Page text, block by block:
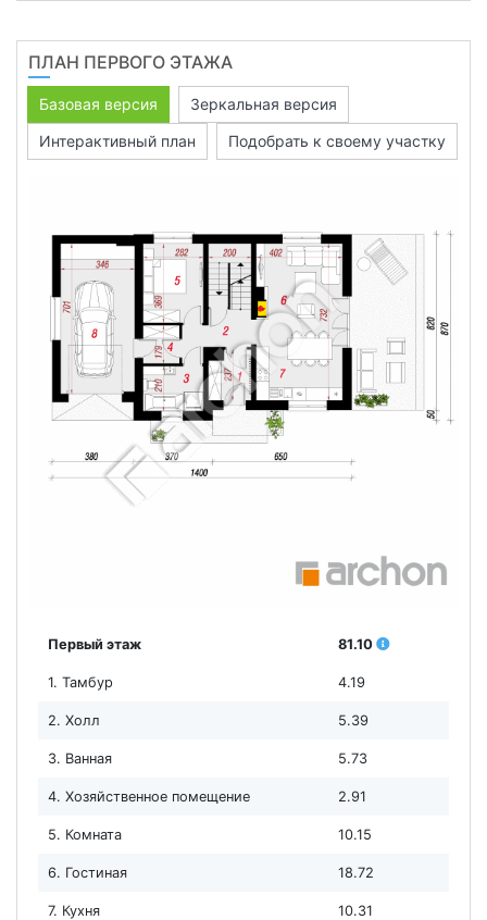
ПЛАН ПЕРВОГО ЭТАЖА
Базовая версия
Зеркальная версия
Интерактивный план
Подобрать к своему участку
Первый этаж 81.10
1. Тамбур 4.19
2. Холл 5.39
3. Ванная 5.73
4. Хозяйственное помещение 2.91
5. Комната 10.15
6. Гостиная 18.72
7. Кухня 10.31